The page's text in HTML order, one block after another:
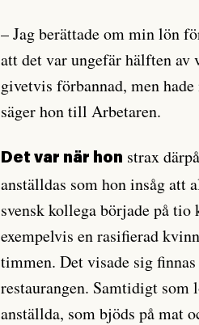
– Jag berättade om min lön
att det var ungefär hälften av
givetvis förbannad, men
säger hon till Arbetaren.
Det var när hon strax
anställdas som hon insåg att
svensk kollega började på
exempelvis en rasifierad
timmen. Det visade sig
restaurangen. Samtidigt som
anställda, som bjöds på mat